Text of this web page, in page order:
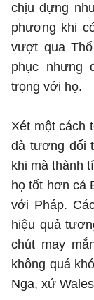
chịu đựng
phương khi
vượt qua
phục nhưng
trọng với họ.
Xét một cách
đà tương đối
khi mà thành
họ tốt hơn cả
với Pháp.
hiệu quả
chút may
không quá
Nga, xứ